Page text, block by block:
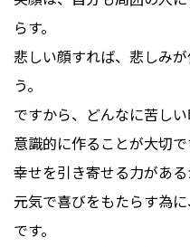
らす。
悲しい顔すれば、悲しみ
う。
ですから、どんなに苦し
意識的に作ることが大切で
幸せを引き寄せる力がある
元気で喜びをもたらす為
です。